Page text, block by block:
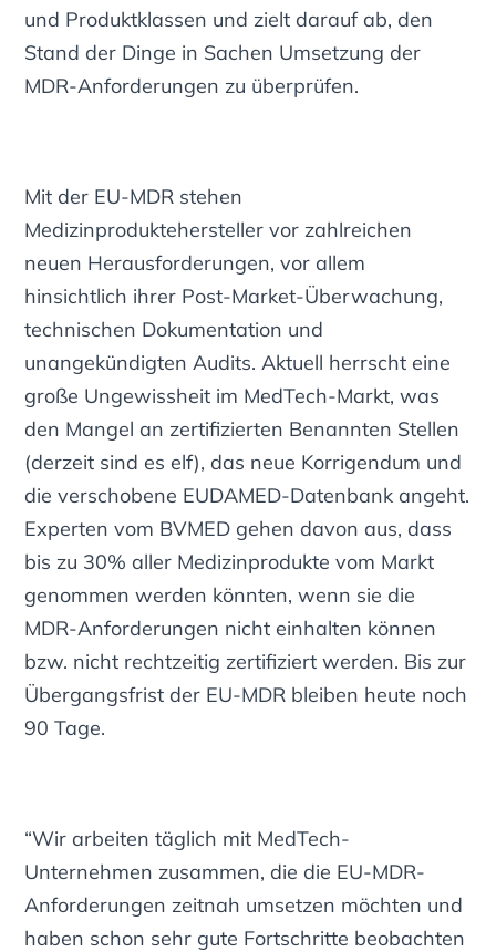
und Produktklassen und zielt darauf ab, den
Stand der Dinge in Sachen Umsetzung der
MDR-Anforderungen zu überprüfen.
Mit der EU-MDR stehen
Medizinproduktehersteller vor zahlreichen
neuen Herausforderungen, vor allem
hinsichtlich ihrer Post-Market-Überwachung,
technischen Dokumentation und
unangekündigten Audits. Aktuell herrscht eine
große Ungewissheit im MedTech-Markt, was
den Mangel an zertifizierten Benannten Stellen
(derzeit sind es elf), das neue Korrigendum und
die verschobene EUDAMED-Datenbank angeht.
Experten vom BVMED gehen davon aus, dass
bis zu 30% aller Medizinprodukte vom Markt
genommen werden könnten, wenn sie die
MDR-Anforderungen nicht einhalten können
bzw. nicht rechtzeitig zertifiziert werden. Bis zur
Übergangsfrist der EU-MDR bleiben heute noch
90 Tage.
“Wir arbeiten täglich mit MedTech-
Unternehmen zusammen, die die EU-MDR-
Anforderungen zeitnah umsetzen möchten und
haben schon sehr gute Fortschritte beobachten